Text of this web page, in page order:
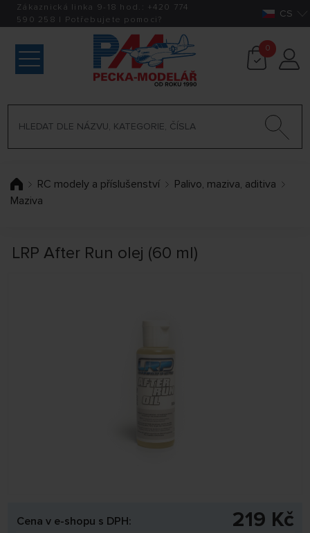
Zákaznická linka 9-18 hod.: +420 774
590 258 | Potřebujete pomoci? CS
0
RC modely a příslušenství
Palivo, maziva, aditiva
Maziva
LRP After Run olej (60 ml)
Cena v e-shopu s DPH: 219 Kč